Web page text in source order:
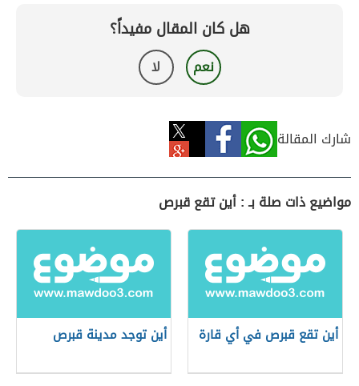
هل كان المقال مفيداً؟
نعم لا
شارك المقالة
مواضيع ذات صلة بـ : أين تقع قبرص
أين تقع قبرص في أي قارة أين توجد مدينة قبرص